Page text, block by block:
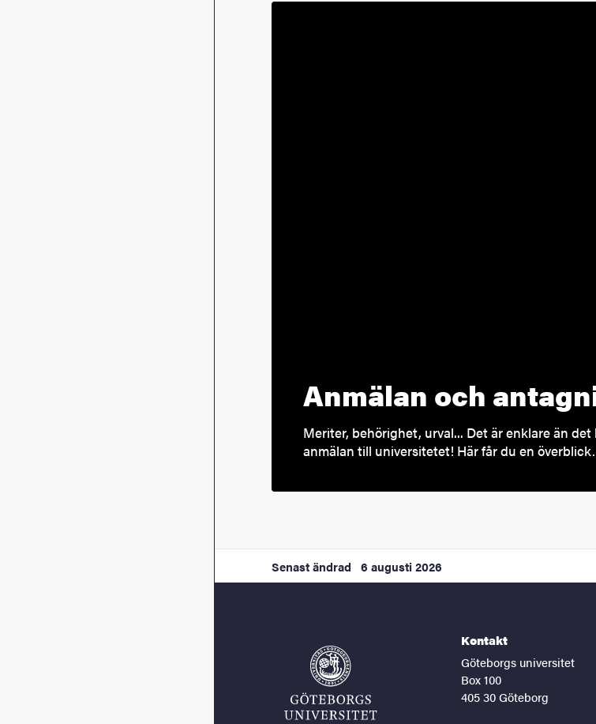
Anmälan och
Meriter, behörighet, urval... Det är enklare än
anmälan till universitetet! Här får du en
Senast ändrad 6 augusti 2026
Kontakt
Göteborgs universitet
Box 100
405 30 Göteborg